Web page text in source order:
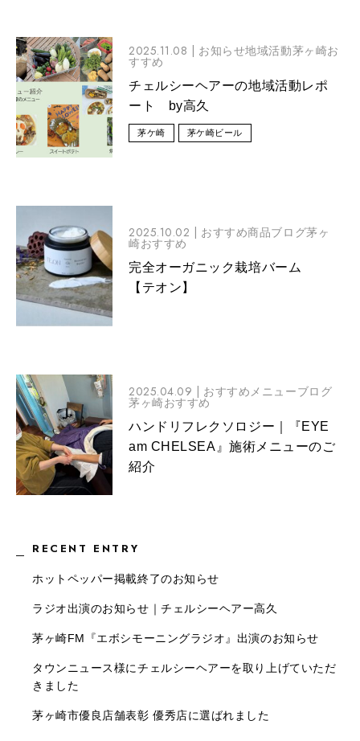
2025.11.08 | お知らせ地域活動茅ヶ崎お
すすめ
チェルシーヘアーの地域活動レポ
ート by高久
茅ケ崎 茅ケ崎ビール
2025.10.02 | おすすめ商品ブログ茅ヶ
崎おすすめ
完全オーガニック栽培バーム
【テオン】
2025.04.09 | おすすめメニューブログ
茅ヶ崎おすすめ
ハンドリフレクソロジー｜『EYE
am CHELSEA』施術メニューのご
紹介
RECENT ENTRY
ホットペッパー掲載終了のお知らせ
ラジオ出演のお知らせ｜チェルシーヘアー高久
茅ヶ崎FM『エボシモーニングラジオ』出演のお知らせ
タウンニュース様にチェルシーヘアーを取り上げていただ
きました
茅ヶ崎市優良店舗表彰 優秀店に選ばれました